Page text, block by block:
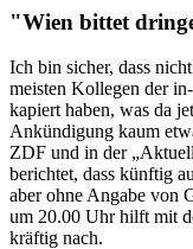
"Wien bittet
Ich bin sicher, dass
meisten Kollegen der
kapiert haben, was da
Ankündigung kaum
ZDF und in der
berichtet, dass künftig
aber ohne Angabe von
um 20.00 Uhr hilft mit
kräftig nach.